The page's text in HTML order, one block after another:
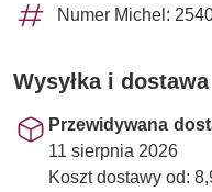
Numer Michel:
Wysyłka i dostawa
Przewidywana
11 sierpnia 2026
Koszt dostawy od: